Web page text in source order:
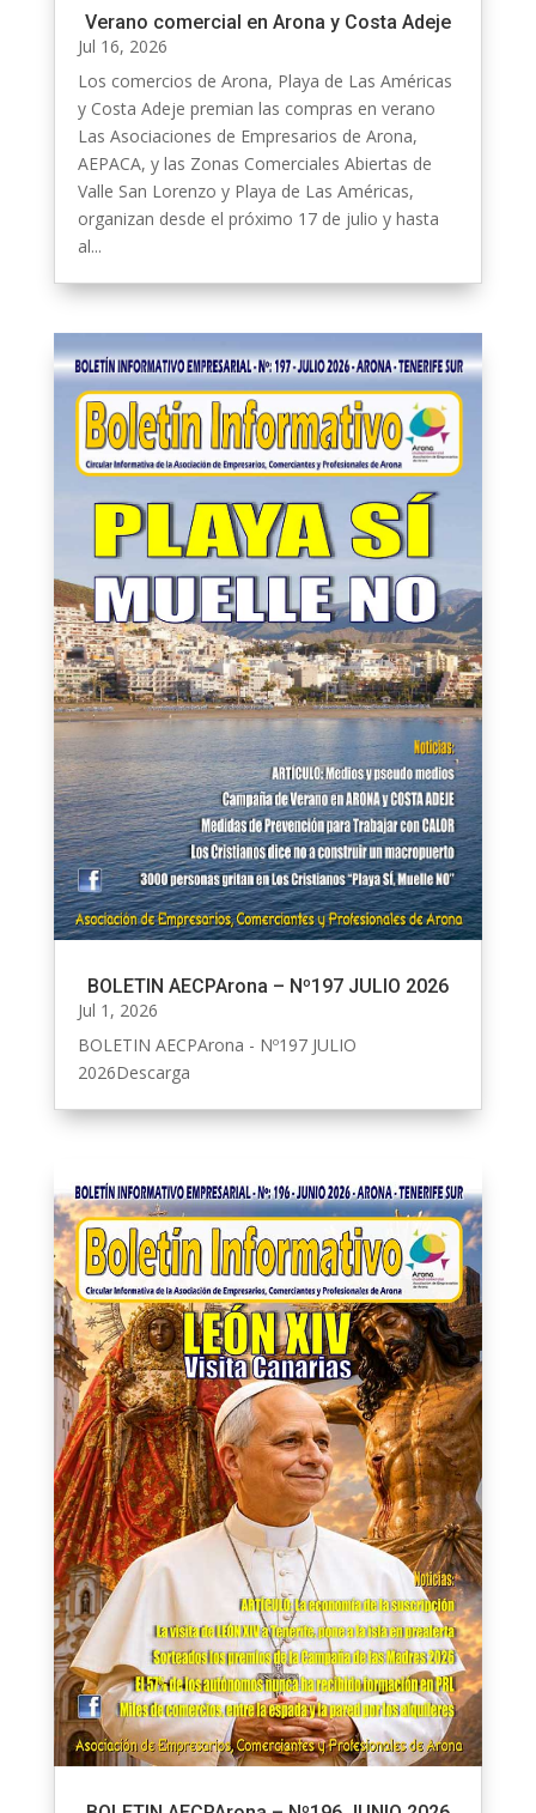
Verano comercial en Arona y Costa Adeje
Jul 16, 2026
Los comercios de Arona, Playa de Las Américas
y Costa Adeje premian las compras en verano
Las Asociaciones de Empresarios de Arona,
AEPACA, y las Zonas Comerciales Abiertas de
Valle San Lorenzo y Playa de Las Américas,
organizan desde el próximo 17 de julio y hasta
al...
BOLETIN AECPArona – Nº197 JULIO 2026
Jul 1, 2026
BOLETIN AECPArona - Nº197 JULIO
2026Descarga